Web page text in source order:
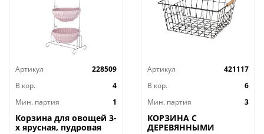
Артикул
228509
В кор.
4
Мин. партия
1
Корзина для овощей 3-
х ярусная, пудровая
Артикул
421117
В кор.
6
Мин. партия
3
КОРЗИНА С
ДЕРЕВЯННЫМИ